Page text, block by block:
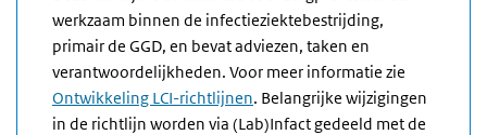
werkzaam binnen de infectieziektebestrijding,
primair de GGD, en bevat adviezen, taken en
verantwoordelijkheden. Voor meer informatie zie
Ontwikkeling LCI-richtlijnen. Belangrijke wijzigingen
in de richtlijn worden via (Lab)Infact gedeeld met de